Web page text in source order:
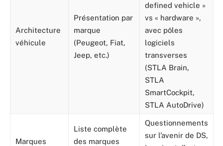
Architecture
véhicule
Présentation par
marque
(Peugeot, Fiat,
Jeep, etc.)
defined vehicle »
vs « hardware »,
avec pôles
logiciels
transverses
(STLA Brain,
STLA
SmartCockpit,
STLA AutoDrive)
Marques
Liste complète
des marques
Questionnements
sur l’avenir de DS,